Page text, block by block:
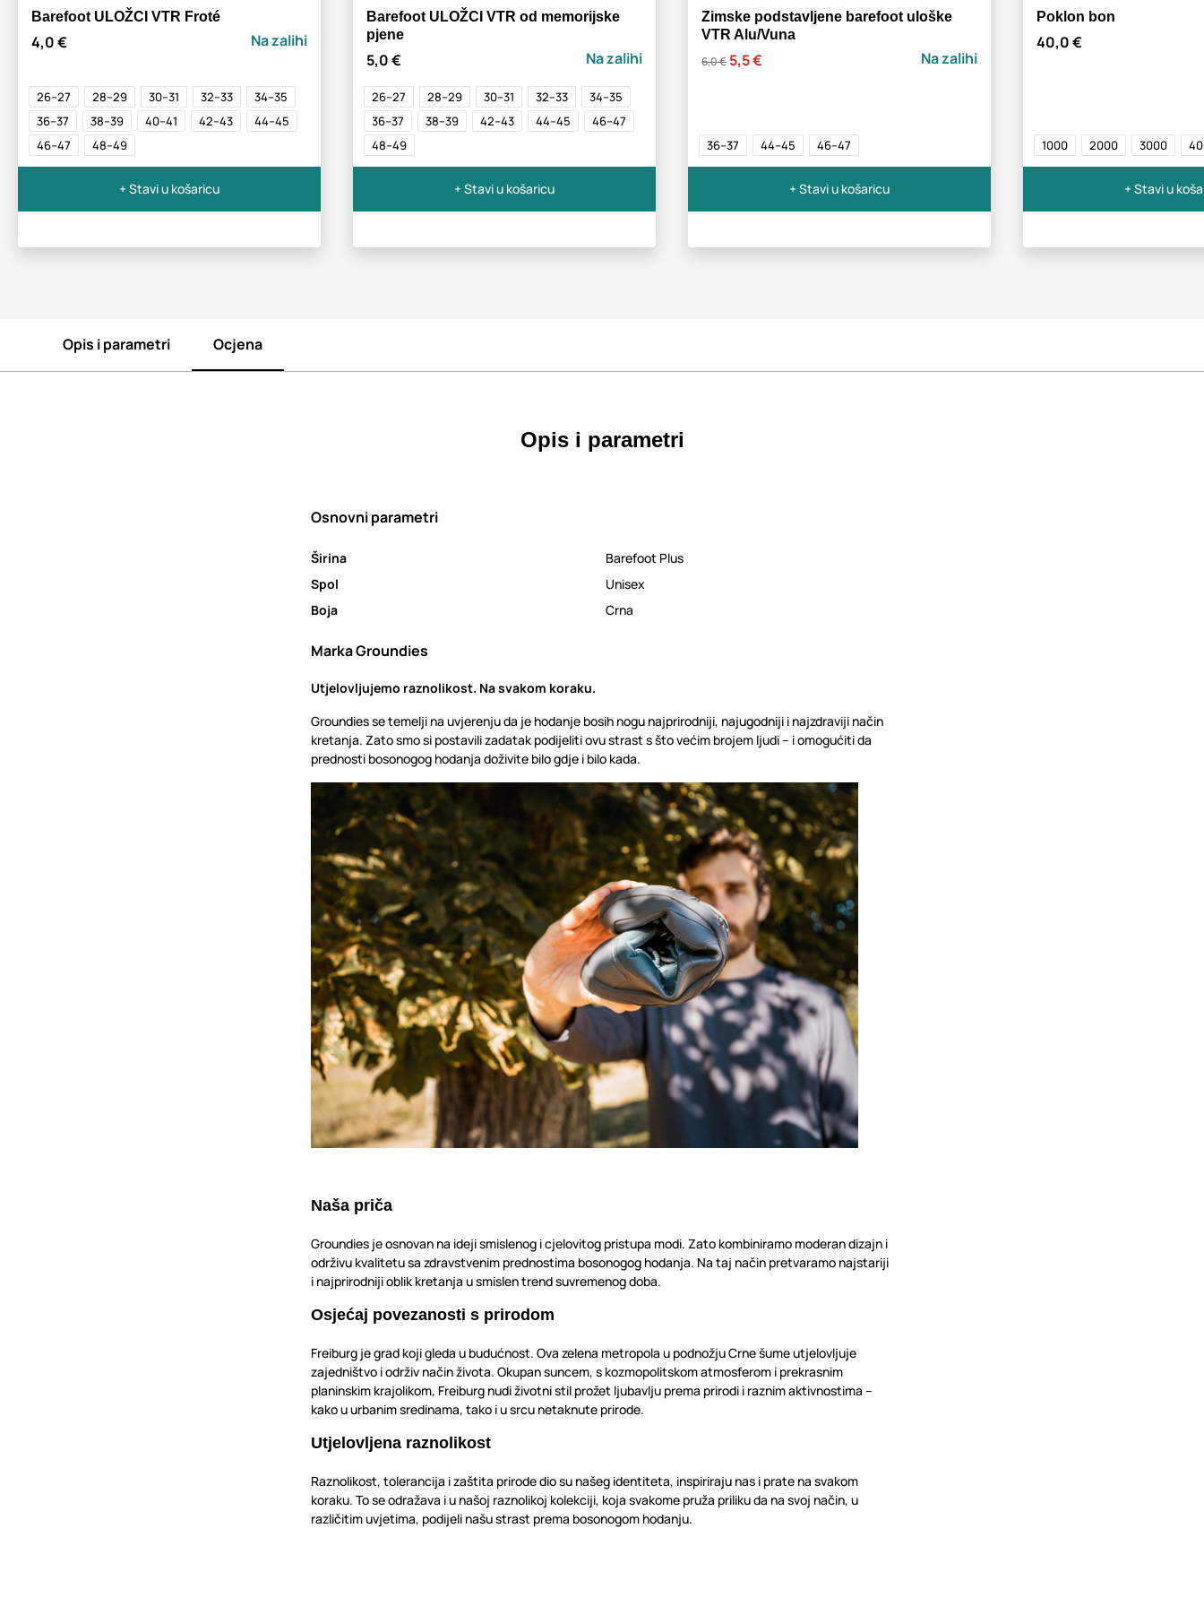
Barefoot ULOŽCI VTR Froté
4,0 € Na zalihi
26–27 28–29 30–31 32–33
34–35
36–37
38–39 40–41 42–43
44–45
46–47
48–49
+ Stavi u košaricu
Barefoot ULOŽCI VTR od memorijske
pjene
5,0 € Na zalihi
26–27 28–29 30–31 32–33
34–35
36–37
38–39 42–43 44–45
46–47
48–49
+ Stavi u košaricu
Zimske podstavljene barefoot uloške
VTR Alu/Vuna
6,0 € 5,5 € Na zalihi
36–37 44–45 46–47
+ Stavi u košaricu
Poklon bon
40,0 €
1000 2000 3000
+ Stavi u
Opis i parametri Ocjena
Opis i parametri
Osnovni parametri
Širina
Barefoot Plus
Spol
Unisex
Boja
Crna
Marka Groundies
Utjelovljujemo raznolikost. Na svakom koraku.
Groundies se temelji na uvjerenju da je hodanje bosih nogu najprirodniji, najugodniji i najzdraviji način
kretanja. Zato smo si postavili zadatak podijeliti ovu strast s što većim brojem ljudi – i omogućiti da
prednosti bosonogog hodanja doživite bilo gdje i bilo kada.
Naša priča
Groundies je osnovan na ideji smislenog i cjelovitog pristupa modi. Zato kombiniramo moderan dizajn i
održivu kvalitetu sa zdravstvenim prednostima bosonogog hodanja. Na taj način pretvaramo najstariji
i najprirodniji oblik kretanja u smislen trend suvremenog doba.
Osjećaj povezanosti s prirodom
Freiburg je grad koji gleda u budućnost. Ova zelena metropola u podnožju Crne šume utjelovljuje
zajedništvo i održiv način života. Okupan suncem, s kozmopolitskom atmosferom i prekrasnim
planinskim krajolikom, Freiburg nudi životni stil prožet ljubavlju prema prirodi i raznim aktivnostima –
kako u urbanim sredinama, tako i u srcu netaknute prirode.
Utjelovljena raznolikost
Raznolikost, tolerancija i zaštita prirode dio su našeg identiteta, inspiriraju nas i prate na svakom
koraku. To se odražava i u našoj raznolikoj kolekciji, koja svakome pruža priliku da na svoj način, u
različitim uvjetima, podijeli našu strast prema bosonogom hodanju.